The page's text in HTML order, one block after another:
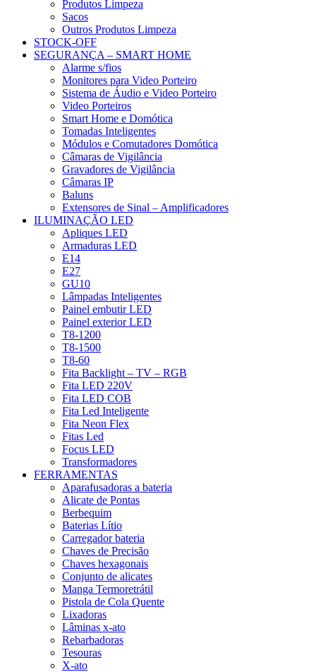
Produtos Limpeza
Sacos
Outros Produtos Limpeza
STOCK-OFF
SEGURANÇA – SMART HOME
Alarme s/fios
Monitores para Video Porteiro
Sistema de Áudio e Video Porteiro
Video Porteiros
Smart Home e Domótica
Tomadas Inteligentes
Módulos e Comutadores Domótica
Câmaras de Vigilância
Gravadores de Vigilância
Câmaras IP
Baluns
Extensores de Sinal – Amplificadores
ILUMINAÇÃO LED
Apliques LED
Armaduras LED
E14
E27
GU10
Lâmpadas Inteligentes
Painel embutir LED
Painel exterior LED
T8-1200
T8-1500
T8-60
Fita Backlight – TV – RGB
Fita LED 220V
Fita LED COB
Fita Led Inteligente
Fita Neon Flex
Fitas Led
Focus LED
Transformadores
FERRAMENTAS
Aparafusadoras a bateria
Alicate de Pontas
Berbequim
Baterias Lítio
Carregador bateria
Chaves de Precisão
Chaves hexagonais
Conjunto de alicates
Manga Termoretrátil
Pistola de Cola Quente
Lixadoras
Lâminas x-ato
Rebarbadoras
Tesouras
X-ato